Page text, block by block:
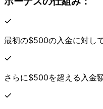
最初の$500の入金に対し
さらに$500を超える 入金